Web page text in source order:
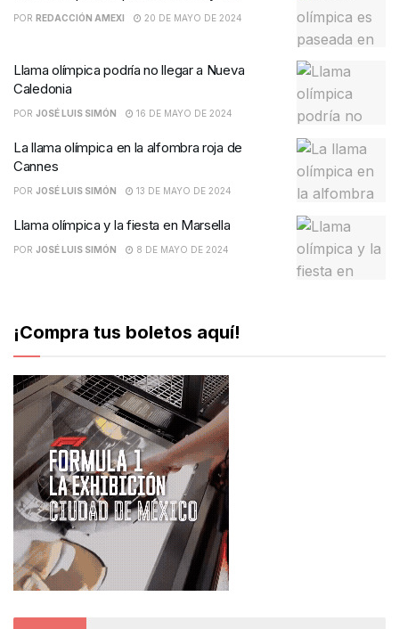
POR REDACCIÓN AMEXI 20 DE MAYO DE 2024
Llama olímpica podría no llegar a Nueva
Caledonia
POR JOSÉ LUIS SIMÓN 16 DE MAYO DE 2024
La llama olímpica en la alfombra roja de
Cannes
POR JOSÉ LUIS SIMÓN 13 DE MAYO DE 2024
Llama olímpica y la fiesta en Marsella
POR JOSÉ LUIS SIMÓN 8 DE MAYO DE 2024
¡Compra tus boletos aquí!